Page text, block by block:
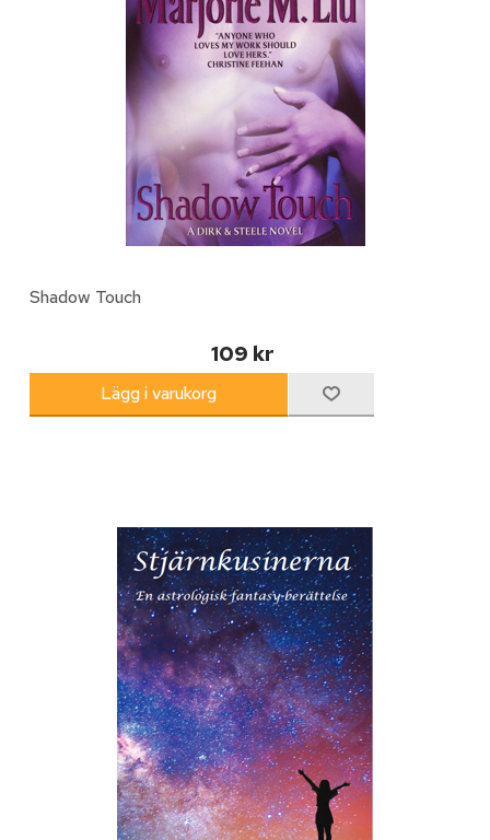
Shadow Touch
109 kr